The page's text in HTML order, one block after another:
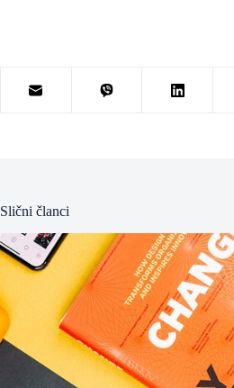
Slični članci